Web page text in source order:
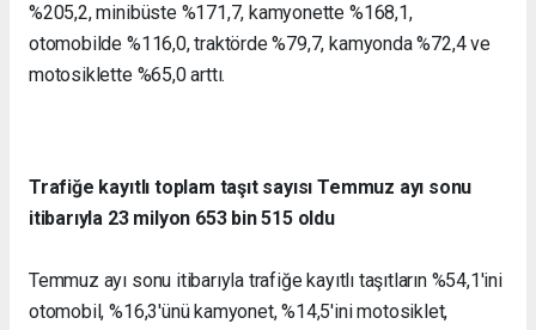
%205,2, minibüste %171,7, kamyonette %168,1,
otomobilde %116,0, traktörde %79,7, kamyonda %72,4 ve
motosiklette %65,0 arttı.
Trafiğe kayıtlı toplam taşıt sayısı Temmuz ayı sonu
itibarıyla 23 milyon 653 bin 515 oldu
Temmuz ayı sonu itibarıyla trafiğe kayıtlı taşıtların %54,1'ini
otomobil, %16,3'ünü kamyonet, %14,5'ini motosiklet,